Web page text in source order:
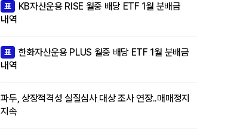
표
KB자산운용 RISE 월중 배당 ETF 1월 분배금
내역
표
한화자산운용 PLUS 월중 배당 ETF 1월 분배금
내역
파두, 상장적격성 실질심사 대상 조사 연장..매매정지
지속